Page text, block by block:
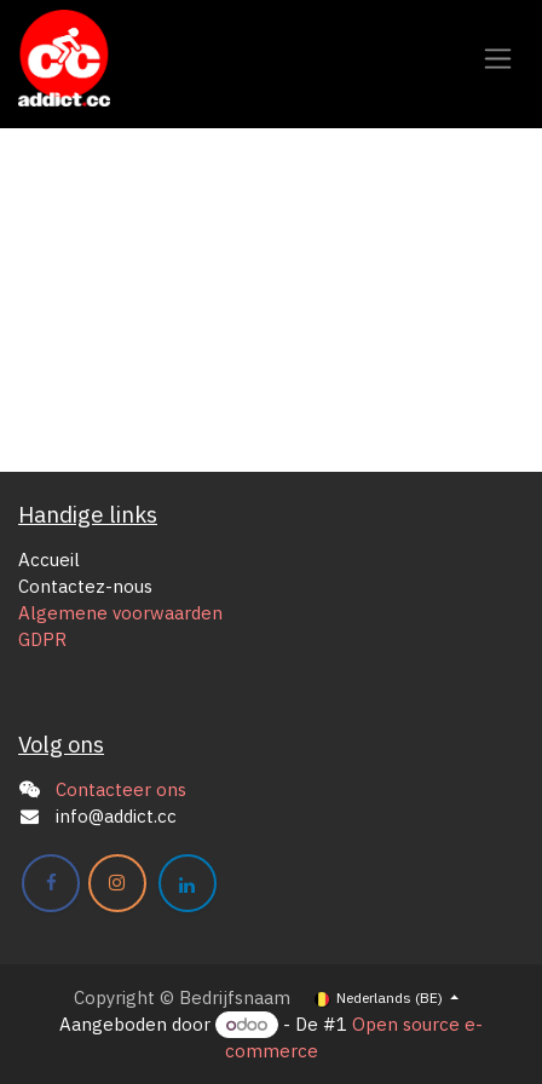
Overslaan naar inhoud
Handige links
Accueil
Contactez-nous
Algemene voorwaarden
GDPR
Volg ons
Contacteer ons
info@addict.cc
Copyright © Bedrijfsnaam Nederlands (BE)
Aangeboden door - De #1 Open source e-
commerce